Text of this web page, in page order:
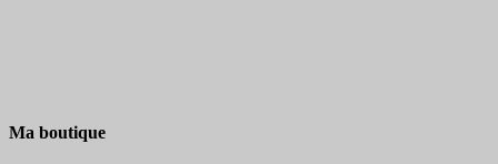
Ma boutique